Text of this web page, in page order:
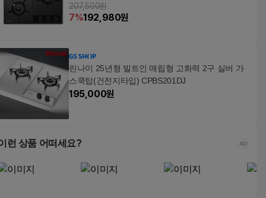
207,500원
7%192,980원
린나이 25년형 빌트인 매립형 고화력 2구 실버 가
스쿡탑(건전지타입) CPBS201DJ
195,000원
런 상품 어떠세요?